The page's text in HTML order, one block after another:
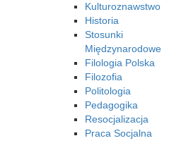
Kulturoznawstwo
Historia
Stosunki
Międzynarodowe
Filologia Polska
Filozofia
Politologia
Pedagogika
Resocjalizacja
Praca Socjalna